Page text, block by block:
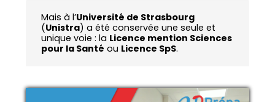
Mais à l’Université de Strasbourg
(Unistra) a été conservée une seule et
unique voie : la Licence mention Sciences
pour la Santé ou Licence SpS.